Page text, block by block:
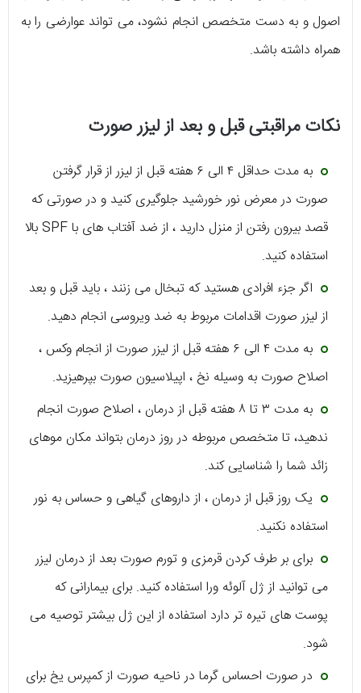
اصول و به دست متخصص انجام نشود، می تواند عوارضی را به
همراه داشته باشد.
نکات مراقبتی قبل و بعد از لیزر صورت
به مدت حداقل ۴ الی ۶ هفته قبل از لیزر از قرار گرفتن
صورت در معرض نور خورشید جلوگیری کنید و در صورتی که
قصد بیرون رفتن از منزل دارید ، از ضد آفتاب های با SPF بالا
استفاده کنید.
اگر جزء افرادی هستید که تبخال می زنند ، باید قبل و بعد
از لیزر صورت اقدامات مربوط به ضد ویروسی انجام دهید.
به مدت ۴ الی ۶ هفته قبل از لیزر صورت از انجام وکس ،
اصلاح صورت به وسیله نخ ، اپیلاسیون صورت بپرهیزید.
به مدت ۳ تا ۸ هفته قبل از درمان ، اصلاح صورت انجام
ندهید، تا متخصص مربوطه در روز درمان بتواند مکان موهای
زائد شما را شناسایی کند.
یک روز قبل از درمان ، از داروهای گیاهی و حساس به نور
استفاده نکنید.
برای بر طرف کردن قرمزی و تورم صورت بعد از درمان لیزر
می توانید از ژل آلوئه ورا استفاده کنید. برای بیمارانی که
پوست های تیره تر دارد استفاده از این ژل بیشتر توصیه می
شود.
در صورت احساس گرما در ناحیه صورت از کمپرس یخ برای